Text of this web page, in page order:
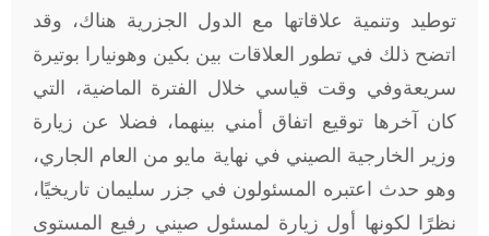
توطيد وتنمية علاقاتها مع الدول الجزرية هناك، وقد
اتضح ذلك في تطور العلاقات بين بكين وهونيارا بوتيرة
سريعةوفي وقت قياسي خلال الفترة الماضية، التي
كان آخرها توقيع اتفاق أمني بينهما، فضلا عن زيارة
وزير الخارجية الصيني في نهاية مايو من العام الجاري،
وهو حدث اعتبره المسئولون في جزر سليمان تاريخيًا،
نظرًا لكونها أول زيارة لمسئول صيني رفيع المستوى